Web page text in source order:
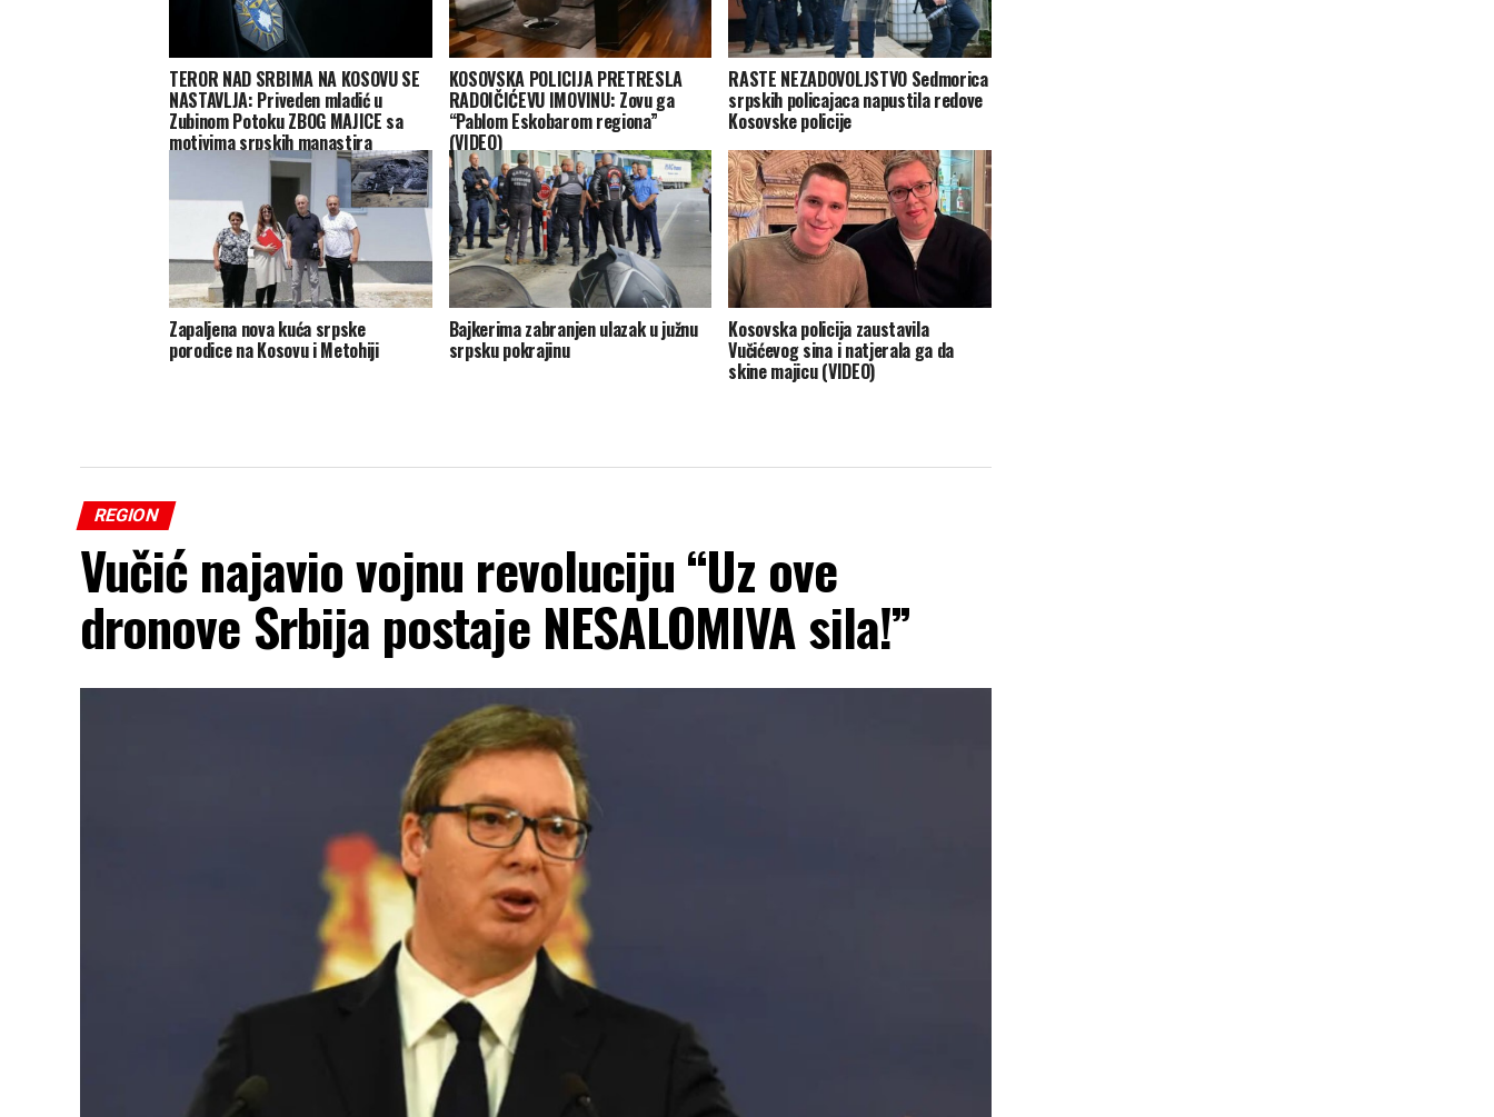
TEROR NAD SRBIMA NA KOSOVU SE
NASTAVLJA: Priveden mladić u
Zubinom Potoku ZBOG MAJICE sa
motivima srpskih manastira
KOSOVSKA POLICIJA PRETRESLA
RADOIČIĆEVU IMOVINU: Zovu ga
“Pablom Eskobarom regiona”
(VIDEO)
RASTE NEZADOVOLJSTVO Sedmorica
srpskih policajaca napustila redove
Kosovske policije
Zapaljena nova kuća srpske
porodice na Kosovu i Metohiji
Bajkerima zabranjen ulazak u južnu
srpsku pokrajinu
Kosovska policija zaustavila
Vučićevog sina i natjerala ga da
skine majicu (VIDEO)
REGION
Vučić najavio vojnu revoluciju “Uz ove
dronove Srbija postaje NESALOMIVA sila!”